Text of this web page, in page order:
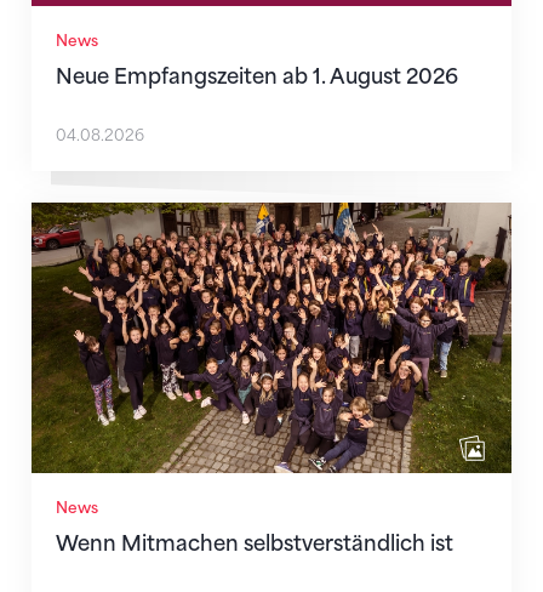
News
Neue Empfangszeiten ab 1. August 2026
04.08.2026
News
Wenn Mitmachen selbstverständlich ist
Wenn Mitmachen selbstverständlich ist